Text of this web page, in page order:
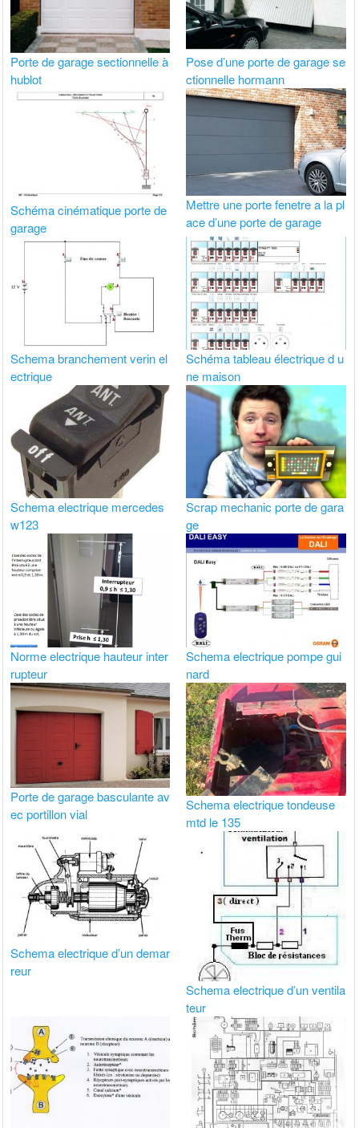
Porte de garage sectionnelle à
hublot
Pose d’une porte de garage se
ctionnelle hormann
Schéma cinématique porte de
garage
Mettre une porte fenetre a la pl
ace d’une porte de garage
Schema branchement verin el
ectrique
Schéma tableau électrique d u
ne maison
Schema electrique mercedes
w123
Scrap mechanic porte de gara
ge
Norme electrique hauteur inter
rupteur
Schema electrique pompe gui
nard
Porte de garage basculante av
ec portillon vial
Schema electrique tondeuse
mtd le 135
Schema electrique d’un demar
reur
Schema electrique d’un ventila
teur